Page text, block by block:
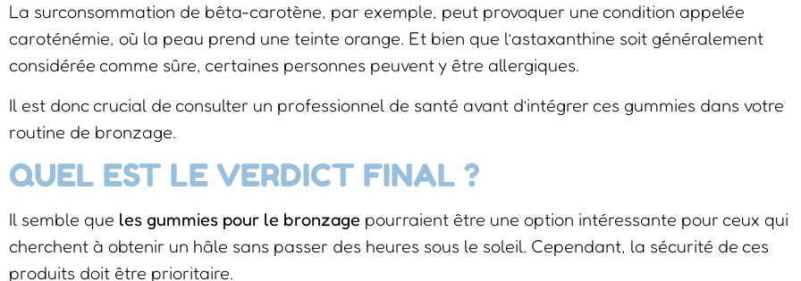
La surconsommation de bêta-carotène, par exemple, peut provoquer une condition appelée
caroténémie, où la peau prend une teinte orange. Et bien que l’astaxanthine soit généralement
considérée comme sûre, certaines personnes peuvent y être allergiques.
Il est donc crucial de consulter un professionnel de santé avant d’intégrer ces gummies dans votre
routine de bronzage.
QUEL EST LE VERDICT FINAL ?
Il semble que les gummies pour le bronzage pourraient être une option intéressante pour ceux qui
cherchent à obtenir un hâle sans passer des heures sous le soleil. Cependant, la sécurité de ces
produits doit être prioritaire.